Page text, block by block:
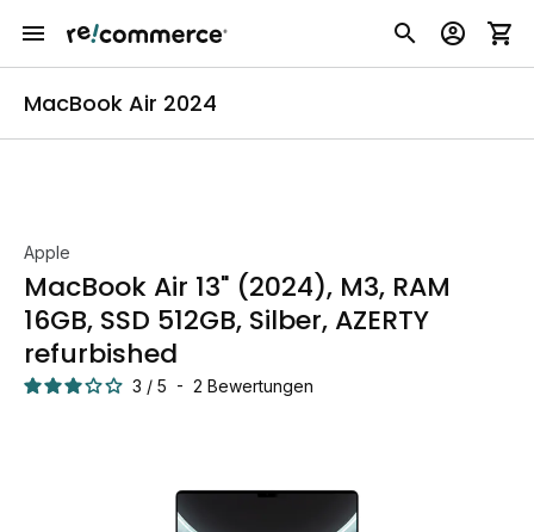
MacBook Air 2024
Apple
MacBook Air 13" (2024), M3, RAM
16GB, SSD 512GB, Silber, AZERTY
refurbished
3 / 5 - 2 Bewertungen